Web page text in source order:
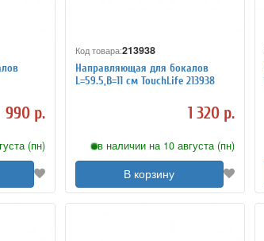
990 р.
(пн)
Код товара:213938
Направляющая для бокалов
L=59.5,B=11 см TouchLife 213938
1 320 р.
в наличии на 10 августа (пн)
В корзину